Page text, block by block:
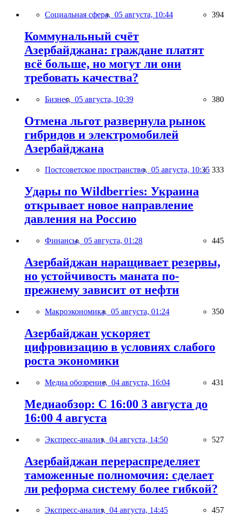
Социальная сфера, 05 августа, 10:44 394
Коммунальный счёт
Азербайджана: граждане платят
всё больше, но могут ли они
требовать качества?
Бизнес, 05 августа, 10:39 380
Отмена льгот развернула рынок
гибридов и электромобилей
Азербайджана
Постсоветское пространство, 05 августа, 10:35 333
Удары по Wildberries: Украина
открывает новое направление
давления на Россию
Финансы, 05 августа, 01:28 445
Азербайджан наращивает резервы,
но устойчивость маната по-
прежнему зависит от нефти
Макроэкономика, 05 августа, 01:24 350
Азербайджан ускоряет
цифровизацию в условиях слабого
роста экономики
Медиа обозрение, 04 августа, 16:04 431
Медиаобзор: С 16:00 3 августа до
16:00 4 августа
Экспресс-анализ, 04 августа, 14:50 527
Азербайджан перераспределяет
таможенные полномочия: сделает
ли реформа систему более гибкой?
Экспресс-анализ, 04 августа, 14:45 457